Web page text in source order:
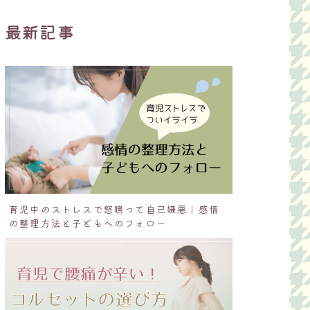
最新記事
育児中のストレスで怒鳴って自己嫌悪｜感情
の整理方法と子どもへのフォロー